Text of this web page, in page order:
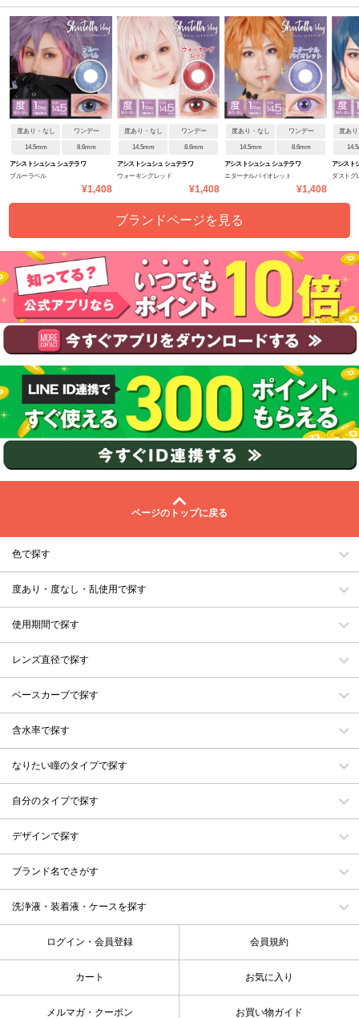
度あり・なし ワンデー
14.5mm 8.6mm
アシストシュシュ シュテラワ
ブルーラペル
¥1,408
度あり・なし ワンデー
14.5mm 8.6mm
アシストシュシュ シュテラワ
ウォーキングレッド
¥1,408
度あり・なし ワンデー
14.5mm 8.6mm
アシストシュシュ シュテラワ
エターナルバイオレット
¥1,408
度あ
アシスト
ダストグ
ブランドページを見る
ページのトップに戻る
色で探す
度あり・度なし・乱使用で探す
使用期間で探す
レンズ直径で探す
ベースカーブで探す
含水率で探す
なりたい瞳のタイプで探す
自分のタイプで探す
デザインで探す
ブランド名でさがす
洗浄液・装着液・ケースを探す
ログイン・会員登録 会員規約
カート お気に入り
メルマガ・クーポン お買い物ガイド